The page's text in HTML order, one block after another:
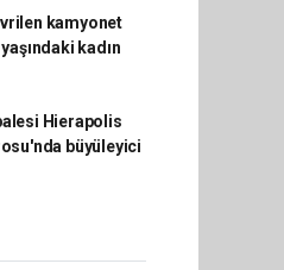
kamyonet
kadın
Hierapolis
büyüleyici